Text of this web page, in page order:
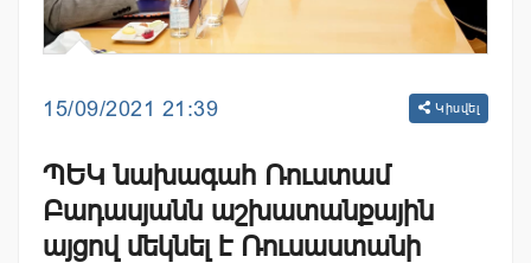
15/09/2021 21:39 Կիսվել
ՊԵԿ նախագահ Ռուստամ
Բադասյանն աշխատանքային
այցով մեկնել է Ռուսաստանի